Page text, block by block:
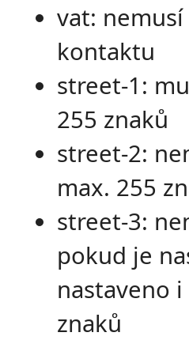
vat:
kontaktu
street-1:
255 znaků
street-2:
max. 255
street-3:
pokud je
nastaveno
znaků